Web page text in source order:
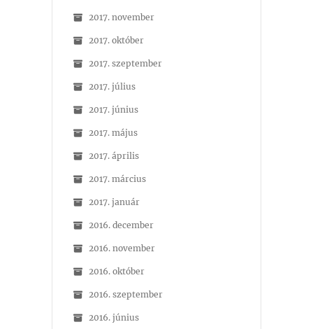
2017. november
2017. október
2017. szeptember
2017. július
2017. június
2017. május
2017. április
2017. március
2017. január
2016. december
2016. november
2016. október
2016. szeptember
2016. június